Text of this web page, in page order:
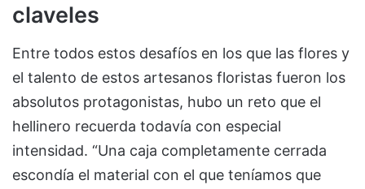
claveles
Entre todos estos desafíos en los que las flores y
el talento de estos artesanos floristas fueron los
absolutos protagonistas, hubo un reto que el
hellinero recuerda todavía con especial
intensidad. “Una caja completamente cerrada
escondía el material con el que teníamos que